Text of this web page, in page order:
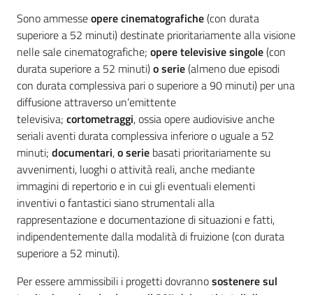
Sono ammesseopere cinematografiche(con durata
superiore a 52 minuti) destinate prioritariamente alla visione
nelle sale cinematografiche; opere televisive singole(con
durata superiore a 52 minuti)o serie(almeno due episodi
con durata complessiva pari o superiore a 90 minuti) per una
diffusione attraverso un’emittente
televisiva; cortometraggi, ossia opere audiovisive anche
seriali aventi durata complessiva inferiore o uguale a 52
minuti; documentari,o serie basati prioritariamente su
avvenimenti, luoghi o attività reali, anche mediante
immagini di repertorio e in cui gli eventuali elementi
inventivi o fantastici siano strumentali alla
rappresentazione e documentazione di situazioni e fatti,
indipendentemente dalla modalità di fruizione (con durata
superiore a 52 minuti).
Per essere ammissibili i progetti dovrannosostenere sul